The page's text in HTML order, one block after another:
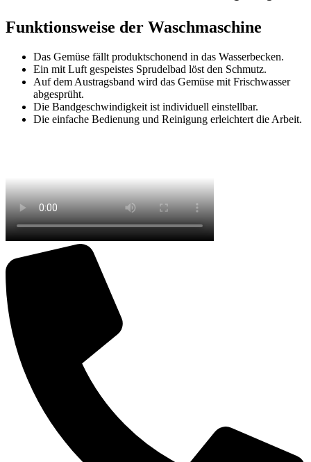
Funktionsweise der Waschmaschine
Das Gemüse fällt produktschonend in das Wasserbecken.
Ein mit Luft gespeistes Sprudelbad löst den Schmutz.
Auf dem Austragsband wird das Gemüse mit Frischwasser
abgesprüht.
Die Bandgeschwindigkeit ist individuell einstellbar.
Die einfache Bedienung und Reinigung erleichtert die Arbeit.